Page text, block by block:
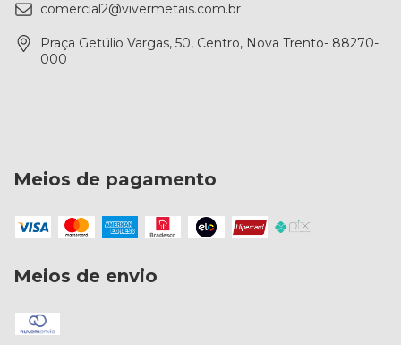
comercial2@vivermetais.com.br
Praça Getúlio Vargas, 50, Centro, Nova Trento- 88270-
000
Meios de pagamento
Meios de envio